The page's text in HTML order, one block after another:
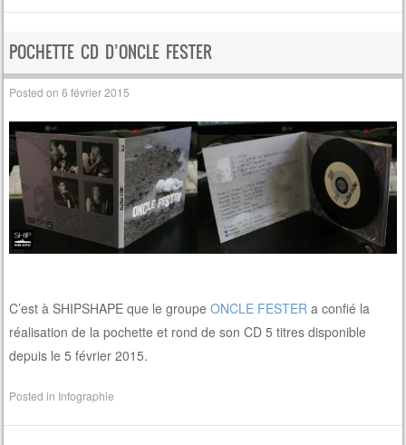
POCHETTE CD D’ONCLE FESTER
Posted on6 février 2015
C’est à SHIPSHAPE que le groupeONCLE FESTER a confié la
réalisation de la pochette et rond de son CD 5 titres disponible
depuis le 5 février 2015.
Posted in Infographie